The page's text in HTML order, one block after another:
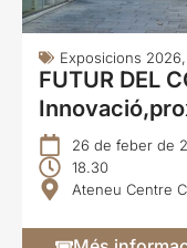
Exposicions 2026,
FUTUR DEL
26 de feber de
18.30
Ateneu Centre